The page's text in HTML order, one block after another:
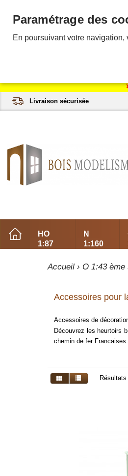
Livraison sécurisée
HO
1:87
N
1:160
Accueil › O 1:43 ème
Accessoires pour
Accessoires de
Découvrez les heurtoirs
chemin de fer Francaises.
Paramétrage des
En poursuivant votre